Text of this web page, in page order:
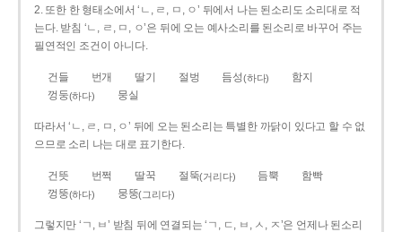
2. 또한 한 형태소에서 ‘ㄴ, ㄹ, ㅁ, ㅇ’ 뒤에서 나는 된소리도 소리대로 적
는다. 받침 ‘ㄴ, ㄹ, ㅁ, ㅇ’은 뒤에 오는 예사소리를 된소리로 바꾸어 주는
필연적인 조건이 아니다.
건들 번개 딸기 절벙 듬성(하다)
함지
껑둥(하다) 뭉실
따라서 ‘ㄴ, ㄹ, ㅁ, ㅇ’ 뒤에 오는 된소리는 특별한 까닭이 있다고 할 수 없
으므로 소리 나는 대로 표기한다.
건뜻 번쩍 딸꾹 절뚝(거리다) 듬뿍
함빡
껑뚱(하다) 뭉뚱(그리다)
그렇지만 ‘ㄱ, ㅂ’ 받침 뒤에 연결되는 ‘ㄱ, ㄷ, ㅂ, ㅅ, ㅈ’은 언제나 된소리